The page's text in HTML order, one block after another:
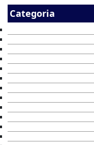
Categoria